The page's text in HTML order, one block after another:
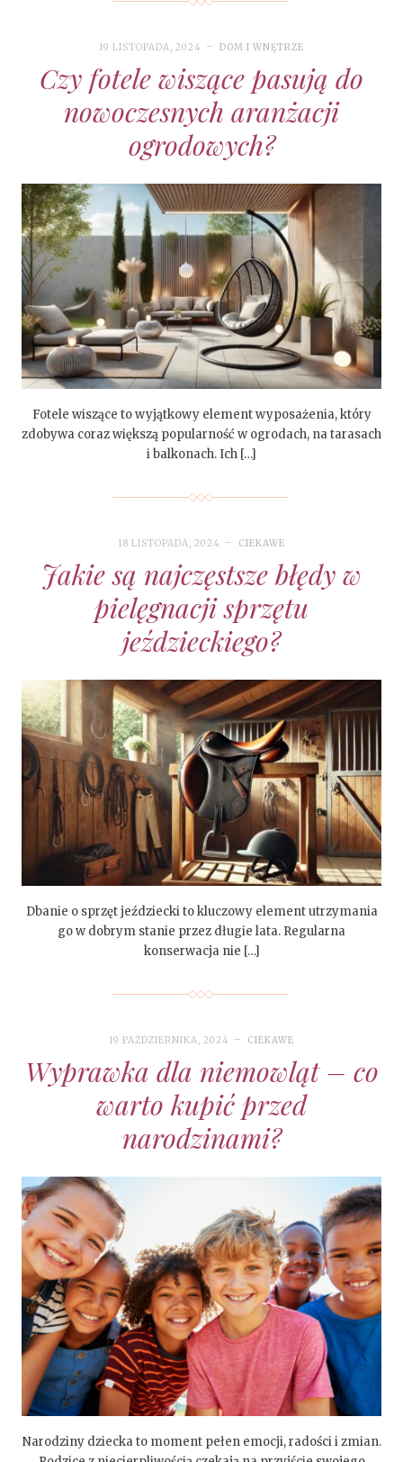
19 LISTOPADA, 2024 DOM I WNĘTRZE
Czy fotele wiszące pasują do
nowoczesnych aranżacji
ogrodowych?
Fotele wiszące to wyjątkowy element wyposażenia, który
zdobywa coraz większą popularność w ogrodach, na tarasach
i balkonach. Ich […]
18 LISTOPADA, 2024 CIEKAWE
Jakie są najczęstsze błędy w
pielęgnacji sprzętu
jeździeckiego?
Dbanie o sprzęt jeździecki to kluczowy element utrzymania
go w dobrym stanie przez długie lata. Regularna
konserwacja nie […]
19 PAŹDZIERNIKA, 2024 CIEKAWE
Wyprawka dla niemowląt – co
warto kupić przed
narodzinami?
Narodziny dziecka to moment pełen emocji, radości i zmian.